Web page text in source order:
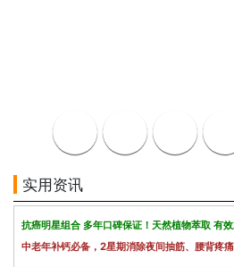
实用资讯
抗癌明星组合 多年口碑保证！天然植物萃取 有
中老年补钙必备，2星期消除夜间抽筋、腰背疼